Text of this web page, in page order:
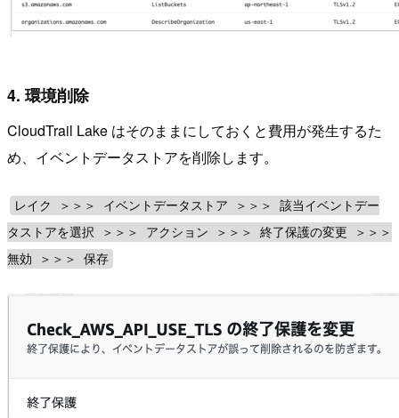
4. 環境削除
CloudTrail Lake はそのままにしておくと費用が発生するた
め、イベントデータストアを削除します。
レイク ＞＞＞ イベントデータストア ＞＞＞ 該当イベントデー
タストアを選択 ＞＞＞ アクション ＞＞＞ 終了保護の変更 ＞＞＞
無効 ＞＞＞ 保存